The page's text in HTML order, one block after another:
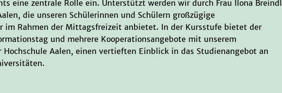
eine zentrale Rolle ein. Unterstützt werden wir durch Frau Ilona Breindl
die unseren Schülerinnen und Schülern großzügige
im Rahmen der Mittagsfreizeit anbietet. In der Kursstufe bietet der
und mehrere Kooperationsangebote mit unserem
Hochschule Aalen, einen vertieften Einblick in das Studienangebot an